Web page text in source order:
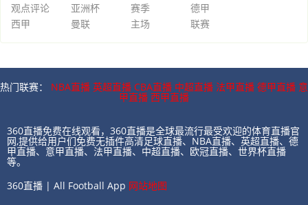
观点评论
亚洲杯 赛季
德甲
西甲
曼联 主场 联赛
热门联赛： NBA直播 英超直播 CBA直播 中超直播 法甲直播 德甲直播 意
甲直播 西甲直播
360直播免费在线观看，360直播是全球最流行最受欢迎的体育直播官
网,提供给用户们免费无插件高清足球直播、NBA直播、英超直播、德
甲直播、意甲直播、法甲直播、中超直播、欧冠直播、世界杯直播
等。
360直播 | All Football App 网站地图